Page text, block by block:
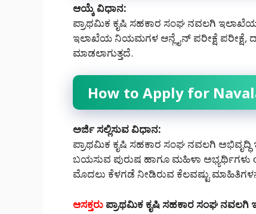
ಆಯ್ಕೆ ವಿಧಾನ:
ಪ್ರಾಥಮಿಕ ಕೃಷಿ ಸಹಕಾರ ಸಂಘ ನವಲಗಿ
ಇಲಾಖೆಯ ನಿಯಮಗಳ ಆನ್ಲೈನ್ ಪರೀಕ್ಷೆ ಪರೀಕ್ಷೆ,
ಮಾಡಲಾಗುತ್ತದೆ.
How to Apply for
ಅರ್ಜಿ ಸಲ್ಲಿಸುವ ವಿಧಾನ:
ಪ್ರಾಥಮಿಕ ಕೃಷಿ ಸಹಕಾರ ಸಂಘ ನವಲಗಿ
ಬಯಸುವ ಪುರುಷ ಹಾಗೂ ಮಹಿಳಾ ಅಭ್ಯರ್ಥಿಗಳು
ಮೊದಲು ಕೆಳಗಡೆ ನೀಡಿರುವ ಕೆಲವಷ್ಟು
ಆಸಕ್ತರು ಪ್ರಾಥಮಿಕ ಕೃಷಿ ಸಹಕಾರ ಸಂಘ ನವಲಗಿ